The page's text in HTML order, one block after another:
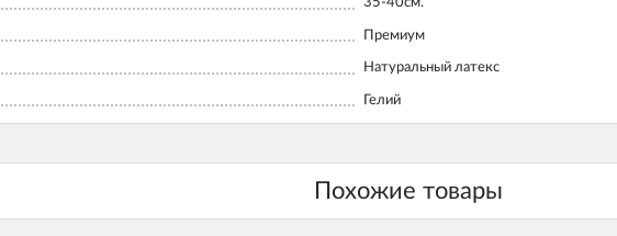
Премиум
Натуральный латекс
Гелий